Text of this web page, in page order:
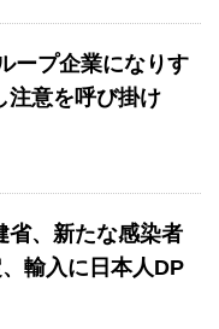
ープ企業になりす
注意を呼び掛け
省、新たな感染者
輸入に日本人DP